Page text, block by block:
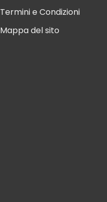
Termini e Condizioni
Mappa del sito